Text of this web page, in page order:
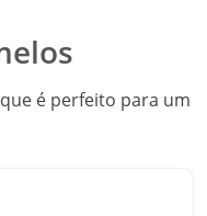
é perfeito para um